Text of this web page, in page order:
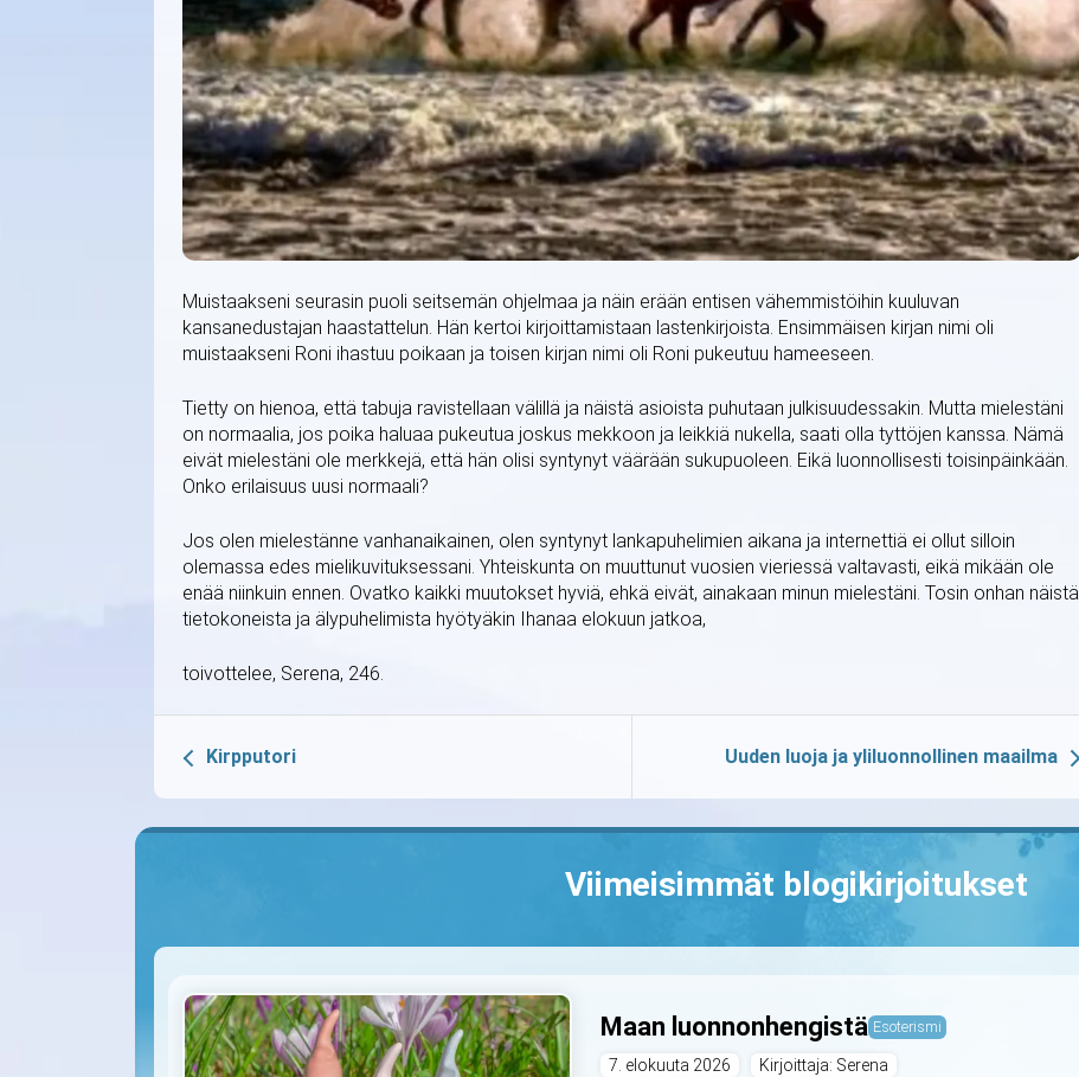
Muistaakseni seurasin puoli seitsemän ohjelmaa ja näin erään entisen vähemmistöihin kuuluvan
kansanedustajan haastattelun. Hän kertoi kirjoittamistaan lastenkirjoista. Ensimmäisen kirjan nimi oli
muistaakseni Roni ihastuu poikaan ja toisen kirjan nimi oli Roni pukeutuu hameeseen.
Tietty on hienoa, että tabuja ravistellaan välillä ja näistä asioista puhutaan julkisuudessakin. Mutta mielestäni
on normaalia, jos poika haluaa pukeutua joskus mekkoon ja leikkiä nukella, saati olla tyttöjen kanssa. Nämä
eivät mielestäni ole merkkejä, että hän olisi syntynyt väärään sukupuoleen. Eikä luonnollisesti toisinpäinkään.
Onko erilaisuus uusi normaali?
Jos olen mielestänne vanhanaikainen, olen syntynyt lankapuhelimien aikana ja internettiä ei ollut silloin
olemassa edes mielikuvituksessani. Yhteiskunta on muuttunut vuosien vieriessä valtavasti, eikä mikään ole
enää niinkuin ennen. Ovatko kaikki muutokset hyviä, ehkä eivät, ainakaan minun mielestäni. Tosin onhan näistä
tietokoneista ja älypuhelimista hyötyäkin Ihanaa elokuun jatkoa,
toivottelee, Serena, 246.
Kirpputori Uuden luoja ja yliluonnollinen maailma
Viimeisimmät blogikirjoitukset
Maan luonnonhengistä Esoterismi
7. elokuuta 2026 Kirjoittaja: Serena